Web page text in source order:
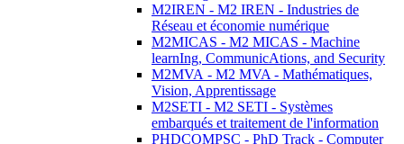
M2IREN - M2 IREN - Industries de
Réseau et économie numérique
M2MICAS - M2 MICAS - Machine
learnIng, CommunicAtions, and Security
M2MVA - M2 MVA - Mathématiques,
Vision, Apprentissage
M2SETI - M2 SETI - Systèmes
embarqués et traitement de l'information
PHDCOMPSC - PhD Track - Computer